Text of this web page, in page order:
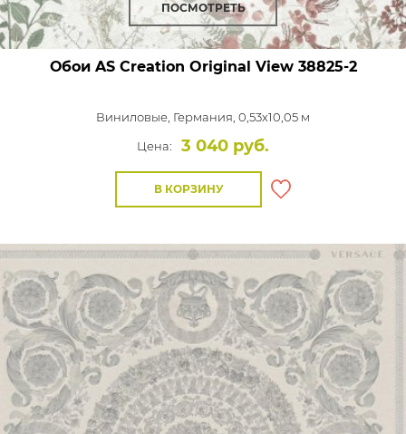
ПОСМОТРЕТЬ
Обои AS Creation Original View38825-2
Виниловые, Германия, 0,53x10,05 м
Цена:
3 040 руб.
В КОРЗИНУ